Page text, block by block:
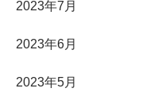
2023年7月
2023年6月
2023年5月